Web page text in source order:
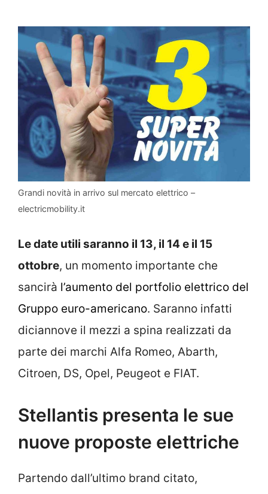
Grandi novità in arrivo sul mercato elettrico –
electricmobility.it
Le date utili saranno il 13, il 14 e il 15
ottobre, un momento importante che
sancirà l’aumento del portfolio elettrico del
Gruppo euro-americano. Saranno infatti
diciannove il mezzi a spina realizzati da
parte dei marchi Alfa Romeo, Abarth,
Citroen, DS, Opel, Peugeot e FIAT.
Stellantis presenta le sue
nuove proposte elettriche
Partendo dall’ultimo brand citato,